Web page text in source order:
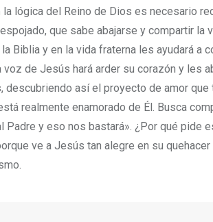
la lógica del Reino de Dios es necesario
que sabe abajarse y compartir la
Biblia y en la vida fraterna les ayudará a
de Jesús hará arder su corazón y les
descubriendo así el proyecto de amor
realmente enamorado de Él. Busca
Padre y eso nos bastará». ¿Por qué
ve a Jesús tan alegre en su